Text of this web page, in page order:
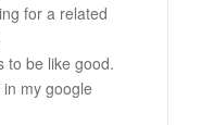
for a related
to be like good.
in my google